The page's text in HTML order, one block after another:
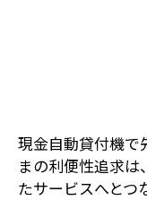
現金自動貸付機で
まの利便性追求は
たサービスへとつ